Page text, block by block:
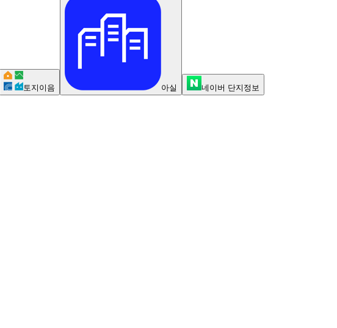
토지이음 아실 네이버 단지정보